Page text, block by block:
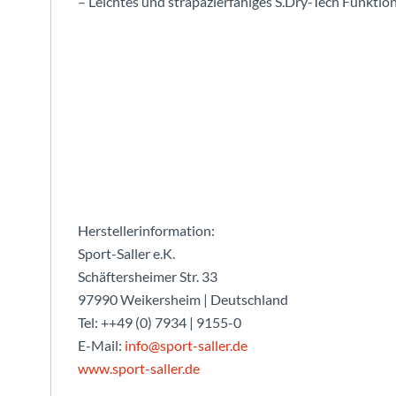
Herstellerinformation:
Sport-Saller e.K.
Schäftersheimer Str. 33
97990 Weikersheim | Deutschland
Tel: ++49 (0) 7934 | 9155-0
E-Mail: info@sport-saller.de
www.sport-saller.de